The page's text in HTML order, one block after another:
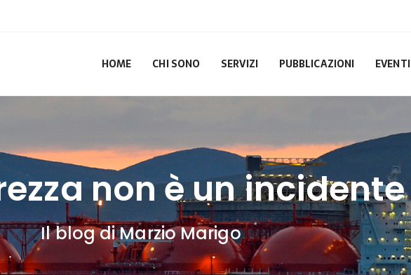
HOME CHI SONO SERVIZI PUBBLICAZIONI EVENTI
non è un incidente
Il blog di Marzio Marigo